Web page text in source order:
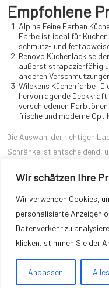
Wir schätzen Ihre
Wir verwenden Cookies,
personalisierte Anzeigen
Datenverkehr zu
klicken, stimmen Sie der
Anpassen
Empfohlene
Alpina Feine Farben
Farbe ist ideal für
schmutz- und
Renovo Küchenlack
äußerst strapazierfähig
anderen
Wilckens Küchenfarbe:
hervorragende Deckkraft
verschiedenen
frische und moderne
Die Auswahl der richtigen
Schränke ist entscheidend,
und den Pflegeaufwand,
Produkte wie Alpina Feine
Renovo Küchenlack
hervorragende Ergebnisse
bestem Zustand. Wählen
wunderschön gestaltete und